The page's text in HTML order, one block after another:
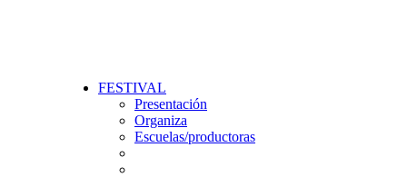
FESTIVAL
Presentación
Organiza
Escuelas/productoras